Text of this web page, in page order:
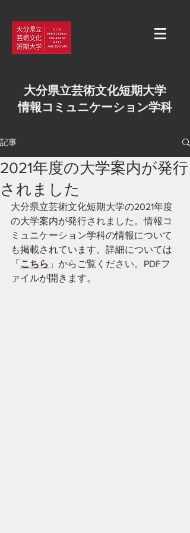
大分県立芸術文化短期大学
情報コミュニケーション学科
記事
2021年度の大学案内が発行
されました
大分県立芸術文化短期大学の2021年度
の大学案内が発行されました。情報コ
ミュニケーション学科の情報について
も掲載されています。詳細については
「 こちら 」からご覧ください。PDFフ
ァイルが開きます。